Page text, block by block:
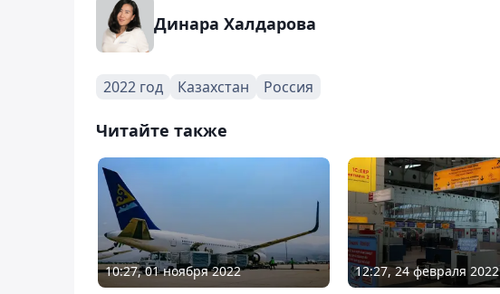
Динара Халдарова
2022 год Казахстан Россия
Читайте также
10:27, 01 ноября 2022 12:27, 24 февраля 2022